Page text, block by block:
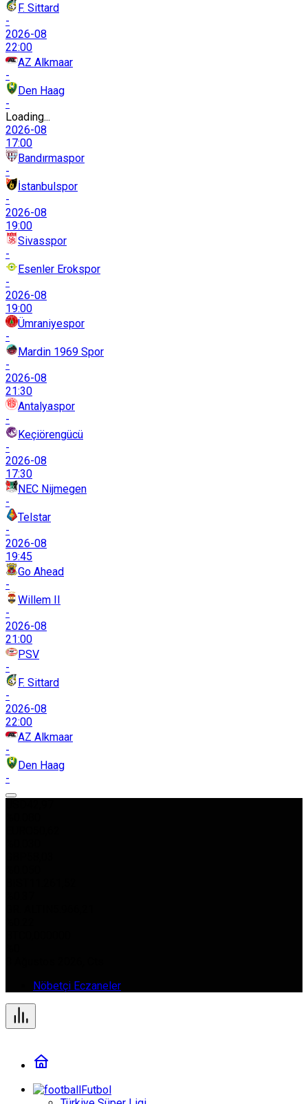
F. Sittard
-
2026-08
22:00
AZ Alkmaar
-
Den Haag
-
Loading...
2026-08
17:00
Bandırmaspor
-
İstanbulspor
-
2026-08
19:00
Sivasspor
-
Esenler Erokspor
-
2026-08
19:00
Ümraniyespor
-
Mardin 1969 Spor
-
2026-08
21:30
Antalyaspor
-
Keçiörengücü
-
2026-08
17:30
NEC Nijmegen
-
Telstar
-
2026-08
19:45
Go Ahead
-
Willem II
-
2026-08
21:00
PSV
-
F. Sittard
-
2026-08
22:00
AZ Alkmaar
-
Den Haag
-
Nöbetçi Eczaneler
Futbol